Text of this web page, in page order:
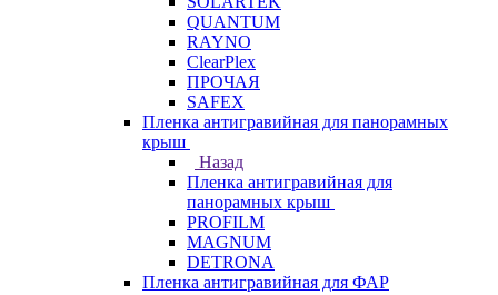
QUANTUM
RAYNO
ClearPlex
ПРОЧАЯ
SAFEX
Пленка антигравийная для панорамных
крыш
Назад
Пленка антигравийная для
панорамных крыш
PROFILM
MAGNUM
DETRONA
Пленка антигравийная для ФАР